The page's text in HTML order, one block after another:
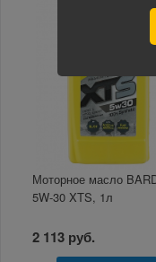
Моторное масло
5W-30 XTS, 1л
2 113 руб.